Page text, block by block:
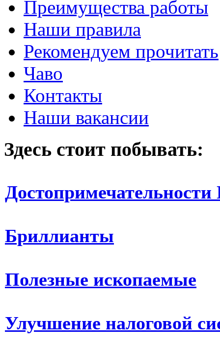
Преимущества работы
Наши правила
Рекомендуем прочитать
Чаво
Контакты
Наши вакансии
Здесь стоит побывать:
Достопримечательности
Бриллианты
Полезные ископаемые
Улучшение налоговой